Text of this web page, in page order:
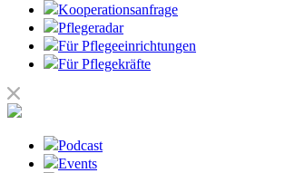
Kooperationsanfrage
Pflegeradar
Für Pflegeeinrichtungen
Für Pflegekräfte
Podcast
Events